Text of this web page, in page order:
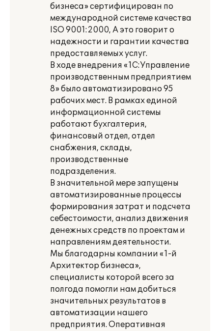
бизнеса» сертифицирован по
международной системе качества
ISO 9001:2000, А это говорит о
надежности и гарантии качества
предоставляемых услуг.
В ходе внедрения «1С:Управление
производственным предприятием
8» было автоматизировано 95
рабочих мест. В рамках единой
информационной системы
работают бухгалтерия,
финансовый отдел, отдел
снабжения, склады,
производственные
подразделения.
В значительной мере запущены
автоматизированные процессы
формирования затрат и подсчета
себестоимости, анализ движения
денежных средств по проектам и
направлениям деятельности.
Мы благодарны компании «1-й
Архитектор бизнеса»,
специалисты которой всего за
полгода помогли нам добиться
значительных результатов в
автоматизации нашего
предприятия. Оперативная